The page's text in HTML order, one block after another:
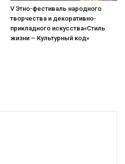
V Этно-фестиваль народного
творчества и декоративно-
прикладного искусства«Стиль
жизни – Культурный код»